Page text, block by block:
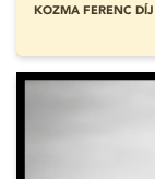
KOZMA FERENC DÍJ